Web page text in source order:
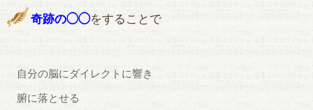
奇跡の◯◯をすることで
自分の脳にダイレクトに響き
腑に落とせる